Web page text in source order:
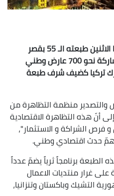
يفتتح معرض الجزائر الدولي هذا الاثنين طبعته الـ 55 بقصر
المعارض بالجزائر العاصمة، بمشاركة نحو 700 عارض وطني
وستشارك تركيا كضيف شرف طبعة
والتصدير منظمة التظاهرة من
أنّ هذه التظاهرة الاقتصادية
الشراكة و الاستثمار"،
حدث اقتصادي وطني.
برنامجاً ثرياً يضمّ عدداً
غرار منتديات الاعمال
التشيك وباكستان وتنزانيا،